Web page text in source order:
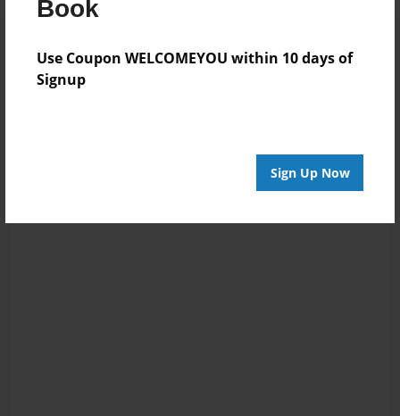
Book
Use Coupon WELCOMEYOU within 10 days of
Signup
Sign Up Now